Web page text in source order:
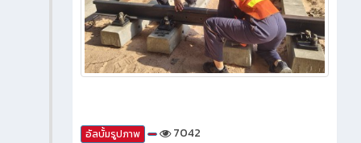
อัลบั้มรูปภาพ 7042